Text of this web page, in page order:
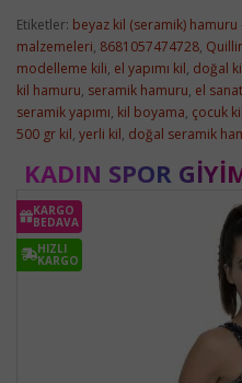
Etiketler: beyaz kil (seramik) hamuru
malzemeleri, 8681057474728,
modelleme kili, el yapımı kil, doğal
kil hamuru, seramik hamuru, el
seramik yapımı, kil boyama, çocuk
500 gr kil, yerli kil, doğal seramik
KADIN SPOR
KARGO
BEDAVA
HIZLI
KARGO